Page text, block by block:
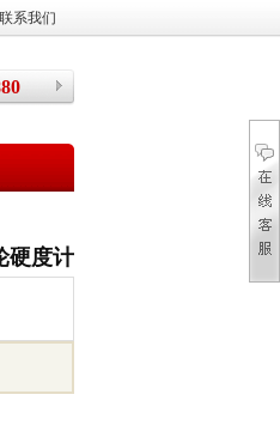
联系我们
硬度计